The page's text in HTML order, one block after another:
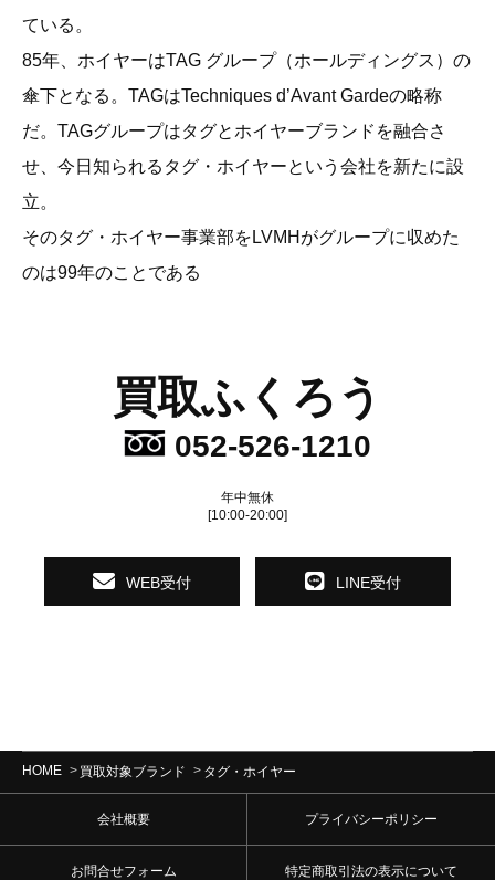
ている。
85年、ホイヤーはTAG グループ（ホールディングス）の
傘下となる。TAGはTechniques d’Avant Gardeの略称
だ。TAGグループはタグとホイヤーブランドを融合さ
せ、今日知られるタグ・ホイヤーという会社を新たに設
立。
そのタグ・ホイヤー事業部をLVMHがグループに収めた
のは99年のことである
買取ふくろう
052-526-1210
年中無休
[10:00-20:00]
WEB受付 LINE受付
HOME 買取対象ブランド タグ・ホイヤー
会社概要 プライバシーポリシー
お問合せフォーム 特定商取引法の表示について